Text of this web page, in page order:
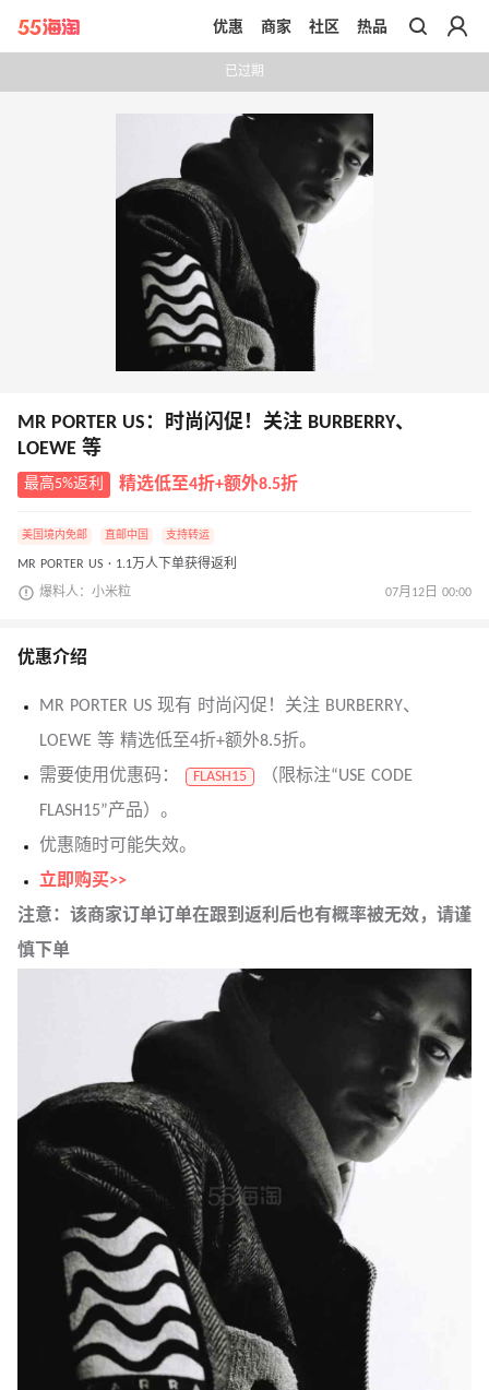
带你去官网买正品
优惠 商家 社区 热品
已过期
MR PORTER US：时尚闪促！关注 BURBERRY、
LOEWE 等
最高5%返利 精选低至4折+额外8.5折
美国境内免邮 直邮中国 支持转运
MR PORTER US · 1.1万人下单获得返利
爆料人：小米粒 07月12日 00:00
优惠介绍
MR PORTER US 现有 时尚闪促！关注 BURBERRY、
LOEWE 等 精选低至4折+额外8.5折。
需要使用优惠码：
FLASH15
（限标注“USE CODE
FLASH15”产品）。
优惠随时可能失效。
立即购买>>
注意：该商家订单订单在跟到返利后也有概率被无效，请谨
慎下单